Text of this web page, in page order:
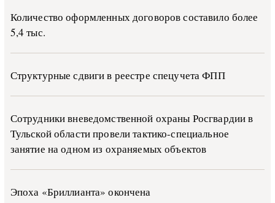
Количество оформленных договоров составило более
5,4 тыс.
Структурные сдвиги в реестре спецучета ФПП
Сотрудники вневедомственной охраны Росгвардии в
Тульской области провели тактико-специальное
занятие на одном из охраняемых объектов
Эпоха «Бриллианта» окончена